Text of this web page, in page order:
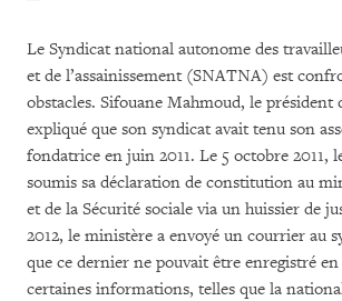
Le Syndicat national autonome des
et de l’assainissement (SNATNA) est
obstacles. Sifouane Mahmoud, le président
expliqué que son syndicat avait tenu son
fondatrice en juin 2011. Le 5 octobre 2011,
soumis sa déclaration de constitution au
et de la Sécurité sociale via un huissier de
2012, le ministère a envoyé un courrier au
que ce dernier ne pouvait être enregistré en
certaines informations, telles que la